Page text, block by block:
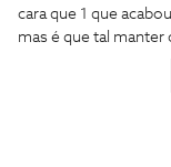
cara que 1 que
mas é que tal manter